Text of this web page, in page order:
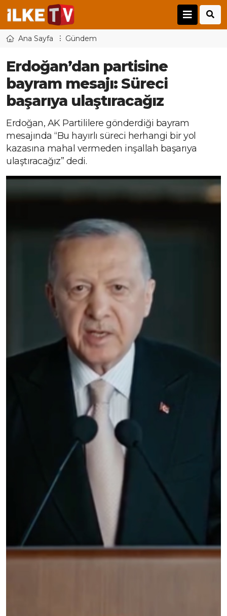
Ana Sayfa Gündem
Erdoğan’dan partisine
bayram mesajı: Süreci
başarıya ulaştıracağız
Erdoğan, AK Partililere gönderdiği bayram
mesajında “Bu hayırlı süreci herhangi bir yol
kazasına mahal vermeden inşallah başarıya
ulaştıracağız” dedi.